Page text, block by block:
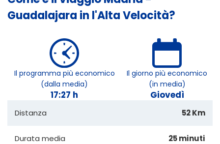
Guadalajara in l'Alta Velocità?
Il programma più economico
(dalla media)
17:27 h
Il giorno più economico
(in media)
Giovedì
Distanza 52 Km
Durata media 25 minuti